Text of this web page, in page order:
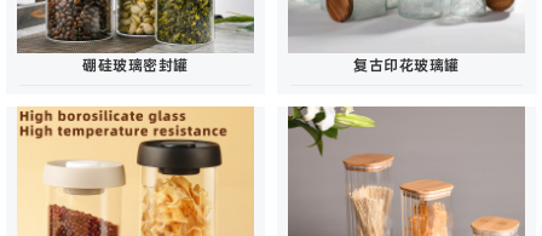
硼硅玻璃密封罐 复古印花玻璃罐